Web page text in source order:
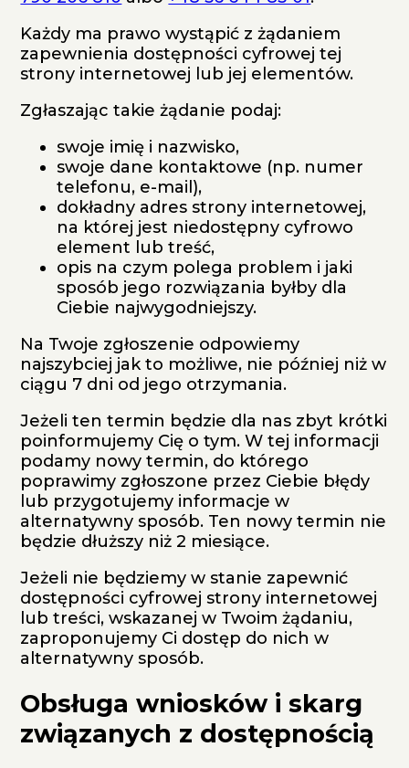
Każdy ma prawo wystąpić z żądaniem
zapewnienia dostępności cyfrowej tej
strony internetowej lub jej elementów.
Zgłaszając takie żądanie podaj:
swoje imię i nazwisko,
swoje dane kontaktowe (np. numer
telefonu, e-mail),
dokładny adres strony internetowej,
na której jest niedostępny cyfrowo
element lub treść,
opis na czym polega problem i jaki
sposób jego rozwiązania byłby dla
Ciebie najwygodniejszy.
Na Twoje zgłoszenie odpowiemy
najszybciej jak to możliwe, nie później niż w
ciągu 7 dni od jego otrzymania.
Jeżeli ten termin będzie dla nas zbyt krótki
poinformujemy Cię o tym. W tej informacji
podamy nowy termin, do którego
poprawimy zgłoszone przez Ciebie błędy
lub przygotujemy informacje w
alternatywny sposób. Ten nowy termin nie
będzie dłuższy niż 2 miesiące.
Jeżeli nie będziemy w stanie zapewnić
dostępności cyfrowej strony internetowej
lub treści, wskazanej w Twoim żądaniu,
zaproponujemy Ci dostęp do nich w
alternatywny sposób.
Obsługa wniosków i skarg
związanych z dostępnością